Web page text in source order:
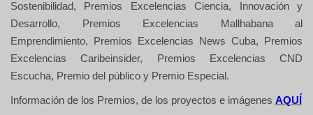
Sostenibilidad, Premios Excelencias Ciencia, Innovación y
Desarrollo, Premios Excelencias Mallhabana al
Emprendimiento, Premios Excelencias News Cuba, Premios
Excelencias Caribeinsider, Premios Excelencias CND
Escucha, Premio del público y Premio Especial.
Información de los Premios, de los proyectos e imágenes AQUÍ